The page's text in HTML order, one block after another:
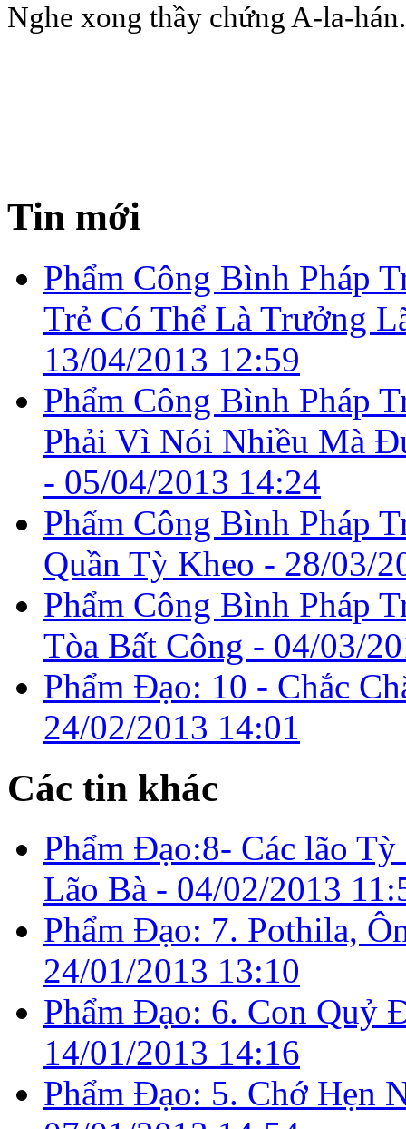
Nghe xong thầy chứng A-la-hán.
Tin mới
Phẩm Công Bình Pháp
Trẻ Có Thể Là Trưởng
13/04/2013 12:59
Phẩm Công Bình Pháp
Phải Vì Nói Nhiều Mà
- 05/04/2013 14:24
Phẩm Công Bình Pháp
Quần Tỳ Kheo - 28/03/
Phẩm Công Bình Pháp
Tòa Bất Công - 04/03/
Phẩm Đạo: 10 - Chắc
24/02/2013 14:01
Các tin khác
Phẩm Đạo:8- Các lão
Lão Bà - 04/02/2013
Phẩm Đạo: 7. Pothila,
24/01/2013 13:10
Phẩm Đạo: 6. Con Quỷ
14/01/2013 14:16
Phẩm Đạo: 5. Chớ Hẹn